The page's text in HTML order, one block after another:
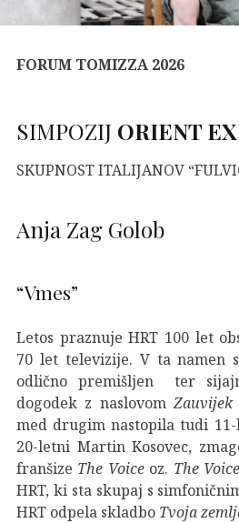
FORUM TOMIZZA 2026
SIMPOZIJ ORIENT
SKUPNOST ITALIJANOV
Anja Zag Golob
“Vmes”
Letos praznuje HRT 100 let
70 let televizije. V ta namen
odlično premišljen ter
dogodek z naslovom
med drugim nastopila tudi
20-letni Martin Kosovec,
franšize The Voiceoz. The
HRT, ki sta skupaj s
HRT odpela skladbo Tvoja